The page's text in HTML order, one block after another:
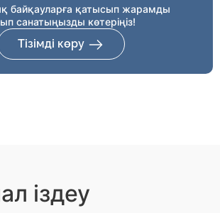
байқауларға қатысып жарамды
санатыңызды көтеріңіз!
Тізімді көру
іздеу